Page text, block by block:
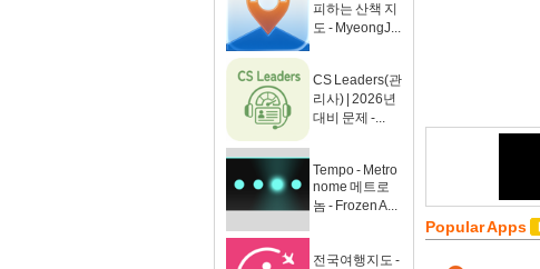
피하는 산책 지
도 - MyeongJ...
CS Leaders(관
리사) | 2026년
대비 문제 -...
Tempo - Metro
nome 메트로
놈 - Frozen A...
전국여행지도 -
Popular Apps